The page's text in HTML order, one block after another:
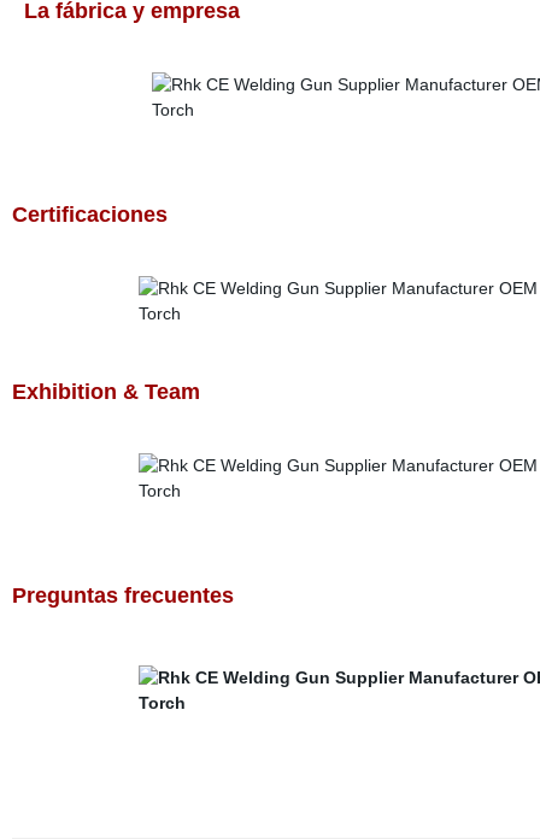
La fábrica y empresa
Certificaciones
Exhibition & Team
Preguntas frecuentes